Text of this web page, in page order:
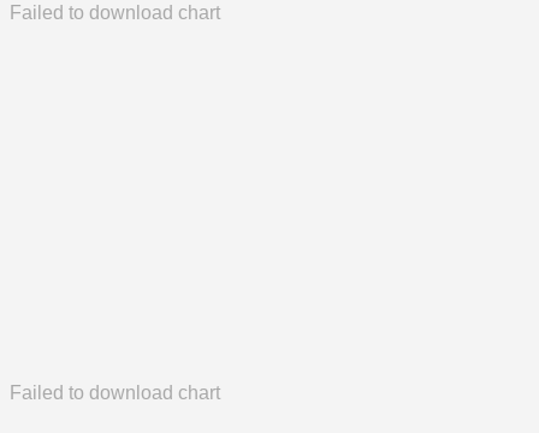
Failed to download chart
Failed to download chart